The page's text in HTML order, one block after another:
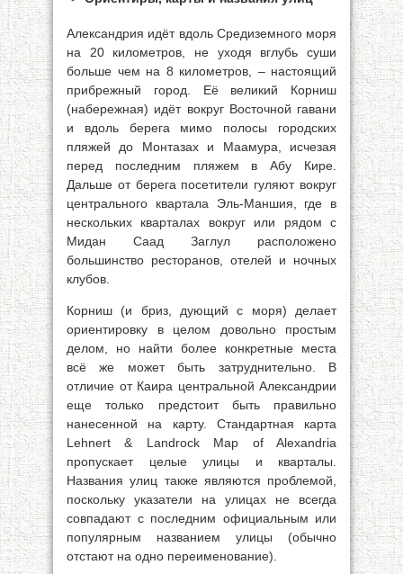
Александрия идёт вдоль Средиземного моря
на 20 километров, не уходя вглубь суши
больше чем на 8 километров, – настоящий
прибрежный город. Её великий Корниш
(набережная) идёт вокруг Восточной гавани
и вдоль берега мимо полосы городских
пляжей до Монтазах и Маамура, исчезая
перед последним пляжем в Абу Кире.
Дальше от берега посетители гуляют вокруг
центрального квартала Эль-Маншия, где в
нескольких кварталах вокруг или рядом с
Мидан Саад Заглул расположено
большинство ресторанов, отелей и ночных
клубов.
Корниш (и бриз, дующий с моря) делает
ориентировку в целом довольно простым
делом, но найти более конкретные места
всё же может быть затруднительно. В
отличие от Каира центральной Александрии
еще только предстоит быть правильно
нанесенной на карту. Стандартная карта
Lehnert & Landrock Map of Alexandria
пропускает целые улицы и кварталы.
Названия улиц также являются проблемой,
поскольку указатели на улицах не всегда
совпадают с последним официальным или
популярным названием улицы (обычно
отстают на одно переименование).